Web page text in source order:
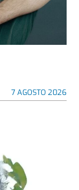
7 AGOSTO 2026